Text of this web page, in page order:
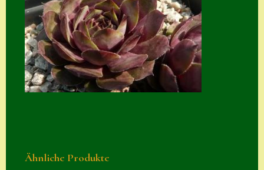
Shop
Suche
Sue Thomas
Translator
Versand
Ähnliche Produkte